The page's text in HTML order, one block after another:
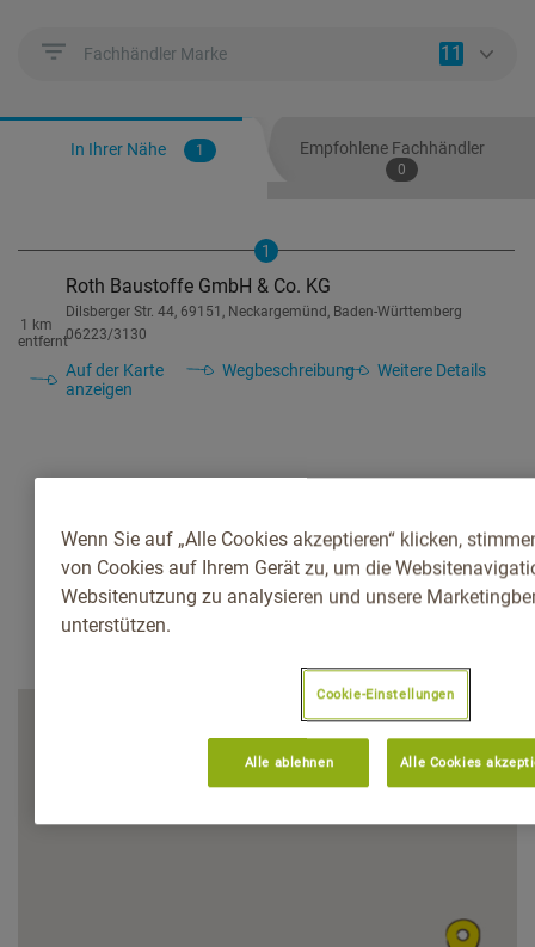
Fachhändler Marke 11
In Ihrer Nähe 1 Empfohlene Fachhändler
0
1
Roth Baustoffe GmbH & Co. KG
Dilsberger Str. 44, 69151, Neckargemünd, Baden-Württemberg
06223/3130
1 km
entfernt
Auf der Karte
anzeigen
Wegbeschreibung Weitere Details
Wenn Sie auf „Alle Cookies akzeptieren“ klicken,
von Cookies auf Ihrem Gerät zu, um die
Websitenutzung zu analysieren und unsere
unterstützen.
Cookie-Einstellungen
Alle ablehnen Alle Cookies